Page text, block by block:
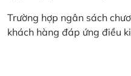
Trường hợp ngân sách
khách hàng đáp ứng điều